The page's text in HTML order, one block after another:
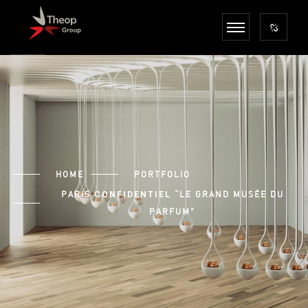
HOME PORTFOLIO
PARISCONFIDENTIEL “LE GRAND MUSÉE DU
PARFUM”